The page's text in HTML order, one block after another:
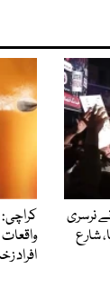
نرسری
شارع
افراد